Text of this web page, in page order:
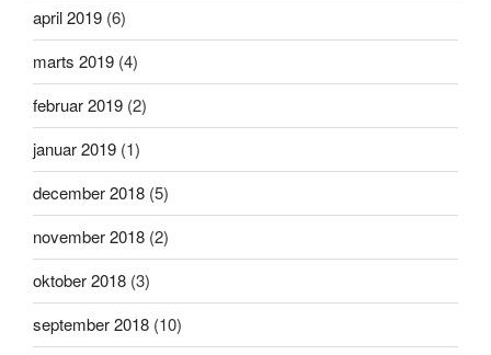
april 2019 (6)
marts 2019 (4)
februar 2019 (2)
januar 2019 (1)
december 2018 (5)
november 2018 (2)
oktober 2018 (3)
september 2018 (10)